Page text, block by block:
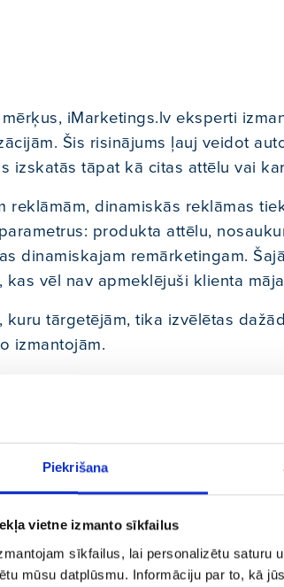
Piekrišana
vietne izmanto sīkfailus
sīkfailus, lai personalizētu saturu
mūsu datplūsmu. Informāciju par to, kā
iMarketings.lv eksperti
Šis risinājums ļauj veidot
izskatās tāpat kā citas attēlu vai
reklāmām, dinamiskās reklāmas
produkta attēlu,
dinamiskajam remārketingam.
vēl nav apmeklējuši klienta
tārgetējām, tika izvēlētas
izmantojām.
plašas auditorijas, no kurām mēs
tāpēc tika izvēlēta View Content
norādītajām profesijām (nozares
– 10%,
apmeklētāji) auditorija –